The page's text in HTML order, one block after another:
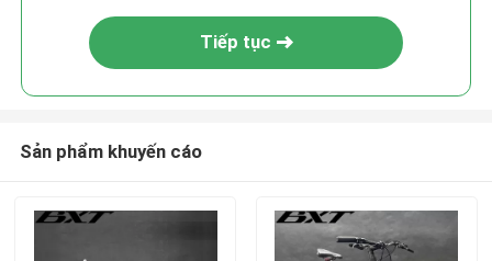
Tiếp tục
Sản phẩm khuyến cáo